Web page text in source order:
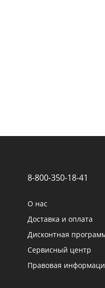
8-800-350-18-41
О нас
Доставка и оплата
Дисконтная
Сервисный центр
Правовая